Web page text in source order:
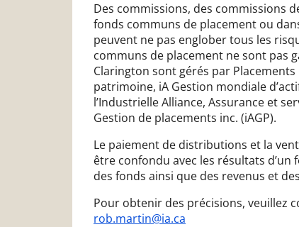
Des commissions, des commissions
fonds communs de placement ou
peuvent ne pas englober tous les
communs de placement ne sont pas
Clarington sont gérés par
patrimoine, iA Gestion mondiale
l’Industrielle Alliance, Assurance et
Gestion de placements inc. (iAGP).
Le paiement de distributions et la
être confondu avec les résultats
des fonds ainsi que des revenus et
Pour obtenir des précisions, veuillez
rob.martin@ia.ca